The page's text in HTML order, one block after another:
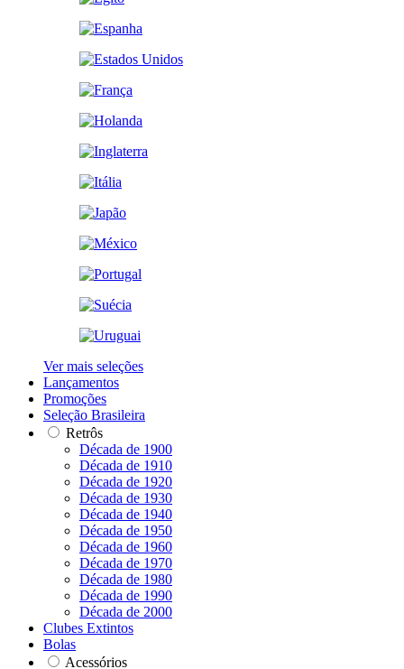
Ver mais seleções
Lançamentos
Promoções
Seleção Brasileira
Retrôs
Década de 1900
Década de 1910
Década de 1920
Década de 1930
Década de 1940
Década de 1950
Década de 1960
Década de 1970
Década de 1980
Década de 1990
Década de 2000
Clubes Extintos
Bolas
Acessórios